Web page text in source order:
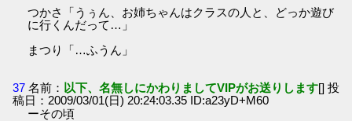
つかさ「うぅん、お姉ちゃんはクラスの人と、どっか遊び
に行くんだって…」
まつり「…ふうん」
37 名前： 以下、名無しにかわりましてVIPがお送りします[] 投
稿日：2009/03/01(日) 20:24:03.35 ID:a23yD+M60
ーその頃